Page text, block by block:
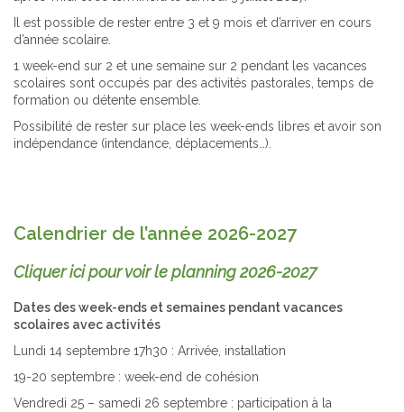
Il est possible de rester entre 3 et 9 mois et d’arriver en cours
d’année scolaire.
1 week-end sur 2 et une semaine sur 2 pendant les vacances
scolaires sont occupés par des activités pastorales, temps de
formation ou détente ensemble.
Possibilité de rester sur place les week-ends libres et avoir son
indépendance (intendance, déplacements…).
Calendrier de l’année 2026-2027
Cliquer ici pour voir le planning 2026-2027
Dates des week-ends et semaines pendant vacances
scolaires avec activités
Lundi 14 septembre 17h30 : Arrivée, installation
19-20 septembre : week-end de cohésion
Vendredi 25 – samedi 26 septembre : participation à la